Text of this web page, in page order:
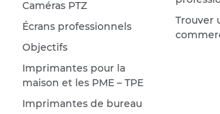
Caméras PTZ
Écrans professionnels
Objectifs
Imprimantes pour la
maison et les PME – TPE
Imprimantes de bureau
Trouver